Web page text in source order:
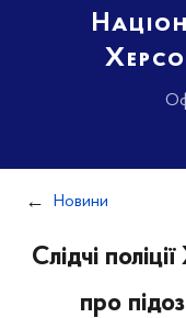
Новини
Слідчі
про